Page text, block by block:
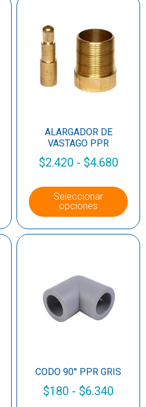
ALARGADOR DE
VASTAGO PPR
$2.420 - $4.680
Seleccionar
opciones
CODO 90° PPR GRIS
$180 - $6.340